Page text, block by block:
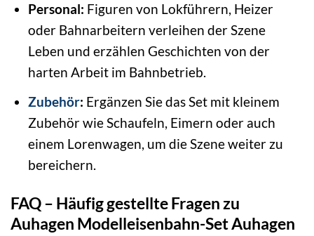
Personal: Figuren von Lokführern, Heizer
oder Bahnarbeitern verleihen der Szene
Leben und erzählen Geschichten von der
harten Arbeit im Bahnbetrieb.
Zubehör: Ergänzen Sie das Set mit kleinem
Zubehör wie Schaufeln, Eimern oder auch
einem Lorenwagen, um die Szene weiter zu
bereichern.
FAQ – Häufig gestellte Fragen zu
Auhagen Modelleisenbahn-Set Auhagen